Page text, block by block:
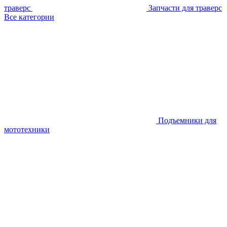
траверс
Запчасти для траверс
Все категории
Подъемники для
мототехники